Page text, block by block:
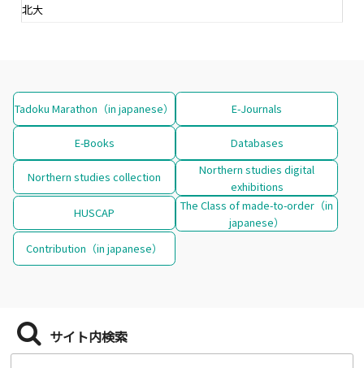
北大
Tadoku Marathon（in japanese） E-Journals
E-Books Databases
Northern studies collection
Northern studies digital
exhibitions
HUSCAP
The Class of made-to-order（in
japanese）
Contribution（in japanese）
サイト内検索